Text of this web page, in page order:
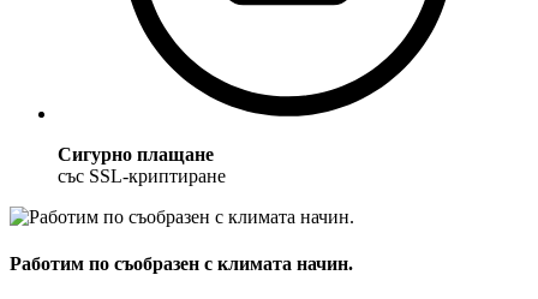
Сигурно плащане
със SSL-криптиране
Работим по съобразен с климата начин.